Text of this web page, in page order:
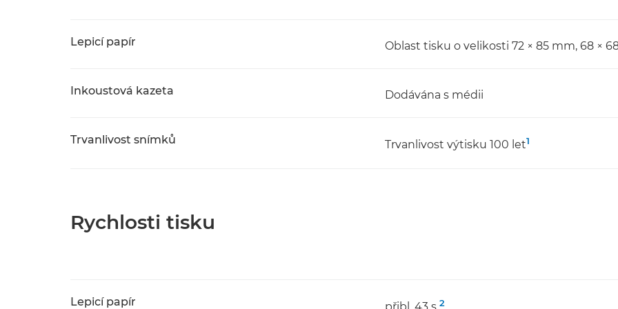
Lepicí papír Oblast tisku o velikosti 72 × 85 mm, 68 ×
Inkoustová kazeta Dodávána s médii
Trvanlivost snímků Trvanlivost výtisku 100 let1
Rychlosti tisku
Lepicí papír 2